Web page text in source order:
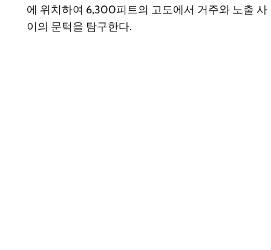
에 위치하여 6,300피트의 고도에서 거주와 노출 사
이의 문턱을 탐구한다.